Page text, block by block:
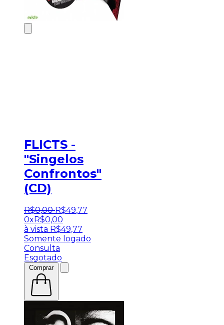
FLICTS -
"Singelos
Confrontos"
(CD)
R$0,00 R$49,77
0x R$0,00
à vista R$49,77
Somente logado
Consulta
Esgotado
Comprar